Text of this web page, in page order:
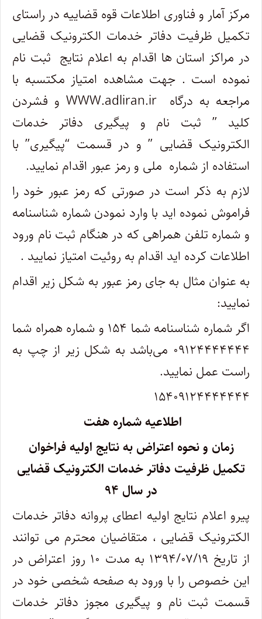
مرکز آمار و فناوری اطلاعات قوه قضاییه در راستای
تکمیل ظرفیت دفاتر خدمات الکترونیک قضایی
در مراکز استان ها اقدام به اعلام نتایج ثبت نام
نموده است . جهت مشاهده امتیاز مکتسبه با
مراجعه به در‌گاه WWW.adliran.ir و فشردن
کلید ” ثبت نام و پیگیری دفاتر خدمات
الکترونیک قضایی ” و در قسمت “پیگیری” با
استفاده از شماره ملی و رمز عبور اقدام نمایید.
لازم به ذکر است در صورتی که رمز عبور خود را
فراموش نموده اید با وارد نمودن شماره شناسنامه
و شماره تلفن همراهی که در هنگام ثبت نام ورود
اطلاعات کرده اید اقدام به روئیت امتیاز نمایید .
به عنوان مثال به جای رمز عبور به شکل زیر اقدام
نمایید:
اگر شماره شناسنامه شما ۱۵۴ و شماره همراه شما
۰۹۱۲۴۴۴۴۴۴۴ می‌باشد به شکل زیر از چپ به
راست عمل نمایید.
۱۵۴۰۹۱۲۴۴۴۴۴۴۴
اطلاعیه شماره هفت
زمان و نحوه اعتراض به نتایج اولیه فراخوان
تکمیل ظرفیت دفاتر خدمات الکترونیک قضایی
در سال ۹۴
پیرو اعلام نتایج اولیه اعطای پروانه دفاتر خدمات
الکترونیک قضایی ، متقاضیان محترم می توانند
از تاریخ ۱۳۹۴/۰۷/۱۹ به مدت ۱۰ روز اعتراض در
این خصوص را با ورود به صفحه شخصی خود در
قسمت ثبت نام و پیگیری مجوز دفاتر خدمات